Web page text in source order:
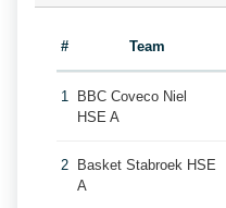
# Team
1
BBC Coveco Niel
HSE A
2
Basket Stabroek HSE
A